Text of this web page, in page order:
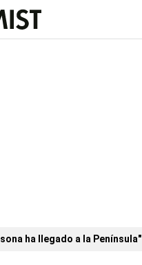
ha llegado a la Península"